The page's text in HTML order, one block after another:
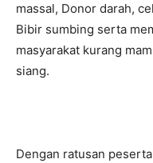
massal, Donor darah,
Bibir sumbing serta
masyarakat kurang
siang.
Dengan ratusan